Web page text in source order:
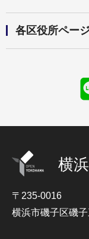
各区役所ペー
横
〒235-0016
横浜市磯子区磯